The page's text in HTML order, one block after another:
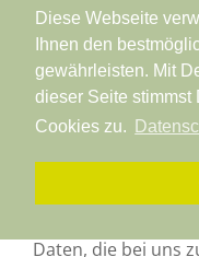
Diese Webseite
Ihnen den
gewährleisten. Mit
dieser Seite stimmst
Cookies zu.
Direktwerbung in
Widersprechen Sie
der Direktwerbung,
Zwecke verarbeiten.
Zudem haben Sie
aus ihrer
sie betreffende
Daten, die bei uns